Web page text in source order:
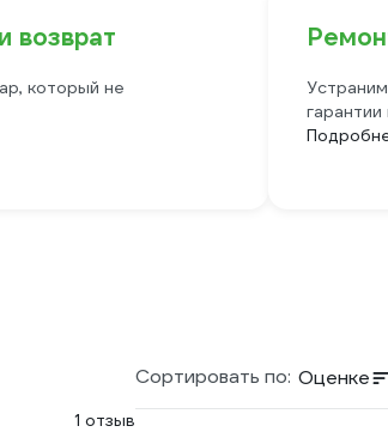
возврат
который не
1 отзыв
Сортировать по: Оценке